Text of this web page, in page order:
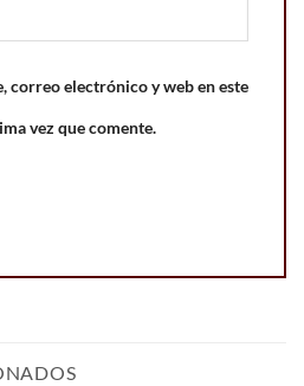
correo electrónico y web en este
vez que comente.